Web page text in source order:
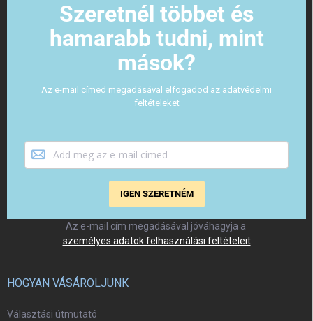
Szeretnél többet és
hamarabb tudni, mint
mások?
Az e-mail címed megadásával elfogadod az adatvédelmi
feltételeket
IGEN SZERETNÉM
Az e-mail cím megadásával jóváhagyja a
személyes adatok felhasználási feltételeit
HOGYAN VÁSÁROLJUNK
Választási útmutató